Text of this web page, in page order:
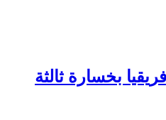
بخسارة ثالثة